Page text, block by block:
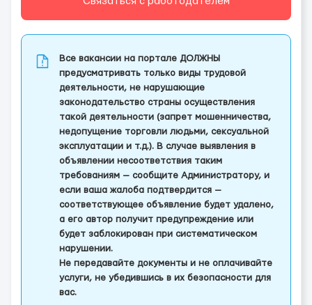
Все вакансии на портале ДОЛЖНЫ
предусматривать только виды трудовой
деятельности, не нарушающие
законодательство страны осуществления
такой деятельности (запрет мошенничества,
недопущение торговли людьми, сексуальной
эксплуатации и т.д.). В случае выявления в
объявлении несоответствия таким
требованиям — сообщите Администратору, и
если ваша жалоба подтвердится —
соответствующее объявление будет удалено,
а его автор получит предупреждение или
будет заблокирован при систематическом
нарушении.
Не передавайте документы и не оплачивайте
услуги, не убедившись в их безопасности для
вас.